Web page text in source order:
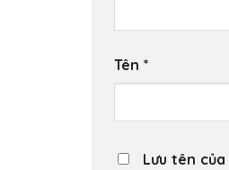
Tên *
Lưu tên